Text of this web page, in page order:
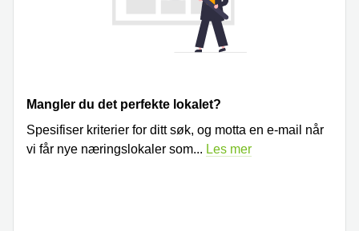
Mangler du det perfekte lokalet?
Spesifiser kriterier for ditt søk, og motta en e-mail når
vi får nye næringslokaler som... Les mer